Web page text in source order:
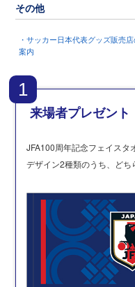
その他
・サッカー日本代表グッズ販売
案内
1
来場者プレゼント
JFA100周年記念フェイスタ
デザイン2種類のうち、どち